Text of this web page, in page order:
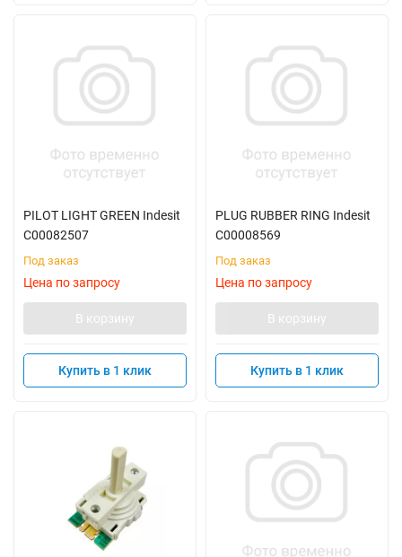
PILOT LIGHT GREEN Indesit
C00082507
Под заказ
Цена по запросу
В корзину
Купить в 1 клик
PLUG RUBBER RING Indesit
C00008569
Под заказ
Цена по запросу
В корзину
Купить в 1 клик